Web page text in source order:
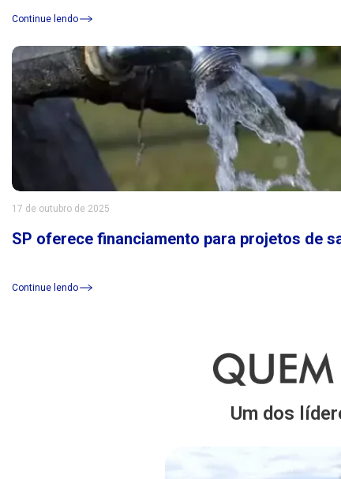
Continue lendo
17 de outubro de 2025
SP oferece financiamento para projetos de
Continue lendo
Um dos